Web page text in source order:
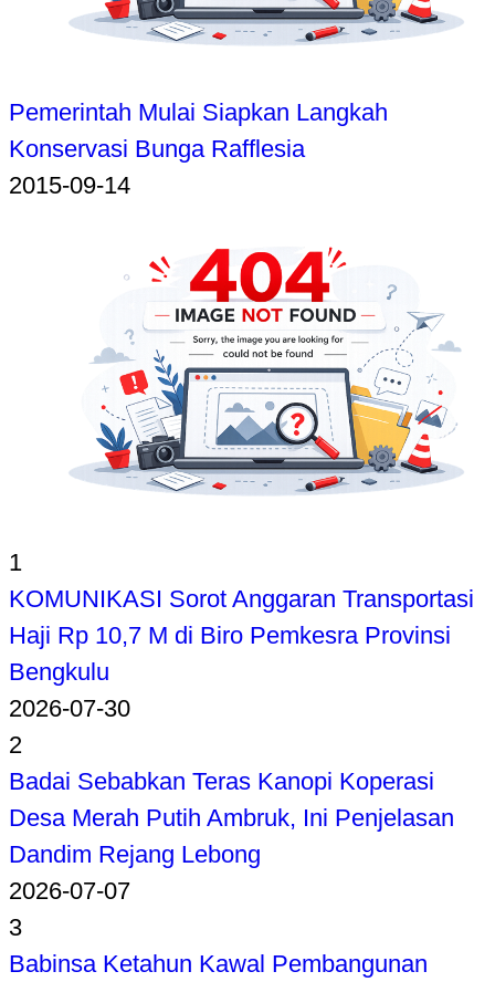
Pemerintah Mulai Siapkan Langkah
Konservasi Bunga Rafflesia
2015-09-14
1
KOMUNIKASI Sorot Anggaran Transportasi
Haji Rp 10,7 M di Biro Pemkesra Provinsi
Bengkulu
2026-07-30
2
Badai Sebabkan Teras Kanopi Koperasi
Desa Merah Putih Ambruk, Ini Penjelasan
Dandim Rejang Lebong
2026-07-07
3
Babinsa Ketahun Kawal Pembangunan